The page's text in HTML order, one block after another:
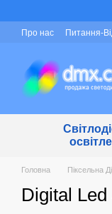
Про нас Питання-
Головна Піксельна
Digital